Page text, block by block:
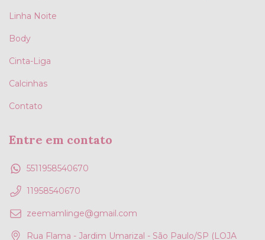
Linha Noite
Body
Cinta-Liga
Calcinhas
Contato
Entre em contato
5511958540670
11958540670
zeemamlinge@gmail.com
Rua Flama - Jardim Umarizal - São Paulo/SP (LOJA